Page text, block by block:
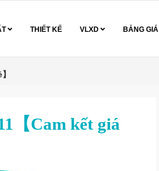
THIẾT KẾ VLXD BẢNG GIÁ
【Cam kết giá